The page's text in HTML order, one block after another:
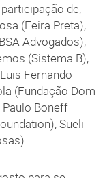
de,
(Feira Preta),
Advogados),
(Sistema B),
Fernando
(Fundação Dom
Paulo Boneff
Sueli